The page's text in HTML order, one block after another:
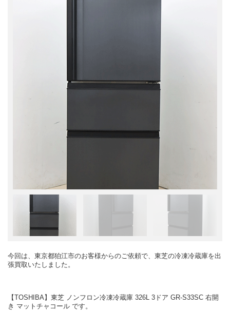
今回は、東京都狛江市のお客様からのご依頼で、東芝の冷凍冷蔵庫を出
張買取いたしました。
【TOSHIBA】東芝 ノンフロン冷凍冷蔵庫 326L 3ドア GR-S33SC 右開
き マットチャコール です。